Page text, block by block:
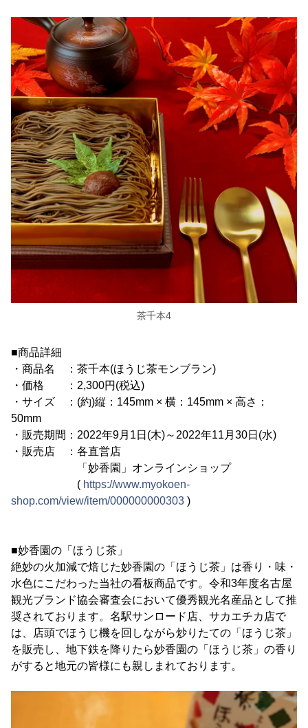
茶千本4
■商品詳細
・商品名 ：茶千本(ほうじ茶モンブラン)
・価格 ：2,300円(税込)
・サイズ ：(約)縦：145mm × 横：145mm × 高さ：
50mm
・販売期間：2022年9月1日(木)～2022年11月30日(水)
・販売店 ：各直営店
「妙香園」オンラインショップ
( https://www.myokoen-
shop.com/view/item/000000000303 )
■妙香園の「ほうじ茶」
絶妙の火加減で焙じた妙香園の「ほうじ茶」は香り・味・
水色にこだわった当社の看板商品です。令和3年度名古屋
観光ブランド協会審査会において優秀観光名産品として推
奨されております。名駅サンロード店、サカエチカ店で
は、店頭でほうじ機を回しながら炒りたての「ほうじ茶」
を販売し、地下鉄を降りたら妙香園の「ほうじ茶」の香り
がすると地元の皆様にも親しまれております。